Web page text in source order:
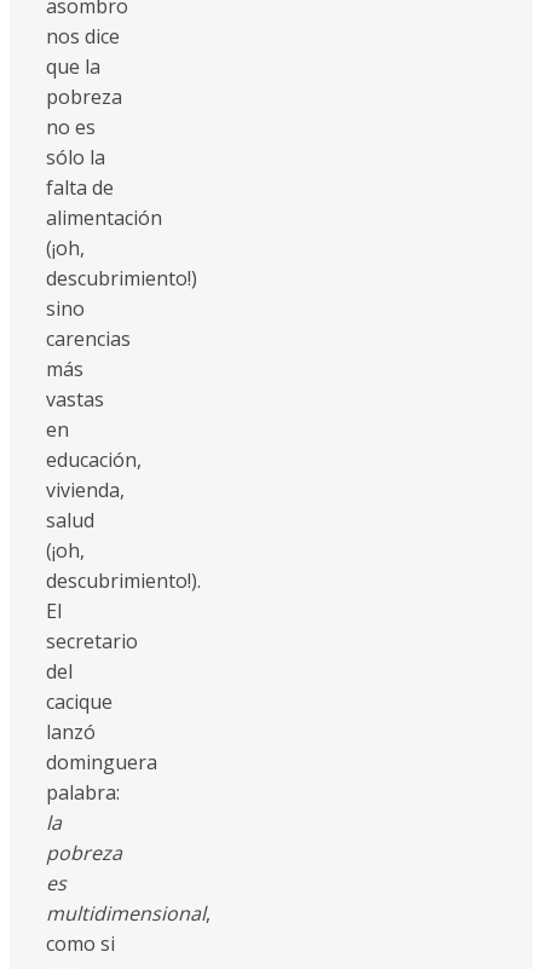
asombro
nos dice
que la
pobreza
no es
sólo la
falta de
alimentación
(¡oh,
descubrimiento!)
sino
carencias
más
vastas
en
educación,
vivienda,
salud
(¡oh,
descubrimiento!).
El
secretario
del
cacique
lanzó
dominguera
palabra:
la
pobreza
es
multidimensional,
como si